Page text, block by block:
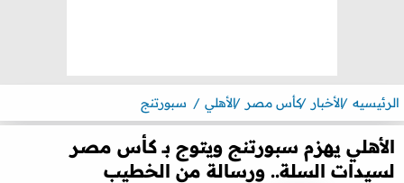
الرئيسيه الأخبار كأس مصر الأهلي سبورتنج
الأهلي يهزم سبورتنج ويتوج بـ كأس مصر
لسيدات السلة.. ورسالة من الخطيب